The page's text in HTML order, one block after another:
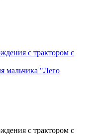
мальчика "Лего